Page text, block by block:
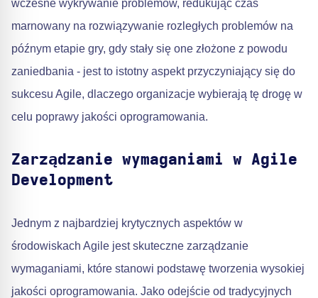
wczesne wykrywanie problemów, redukując czas
marnowany na rozwiązywanie rozległych problemów na
późnym etapie gry, gdy stały się one złożone z powodu
zaniedbania - jest to istotny aspekt przyczyniający się do
sukcesu Agile, dlaczego organizacje wybierają tę drogę w
celu poprawy jakości oprogramowania.
Zarządzanie wymaganiami w Agile
Development
Jednym z najbardziej krytycznych aspektów w
środowiskach Agile jest skuteczne zarządzanie
wymaganiami, które stanowi podstawę tworzenia wysokiej
jakości oprogramowania. Jako odejście od tradycyjnych